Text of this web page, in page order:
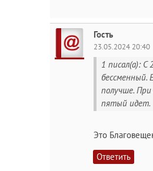
Гость
23.05.2024 20:40
1 писал(а): С
бессменный.
получше.
пятый идет.
Это
Ответить